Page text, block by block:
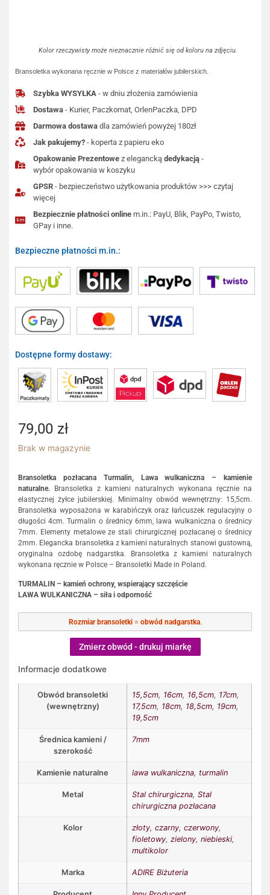
Kolor rzeczywisty może nieznacznie różnić się od koloru na zdjęciu.
Bransoletka wykonana ręcznie w Polsce z materiałów jubilerskich.
Szybka WYSYŁKA - w dniu złożenia zamówienia
Dostawa - Kurier, Paczkomat, OrlenPaczka, DPD
Darmowa dostawa dla zamówień powyżej 180zł
Jak pakujemy? - koperta z papieru eko
Opakowanie Prezentowe z eleganckądedykacją -
wybór opakowania w koszyku
GPSR - bezpieczeństwo użytkowania produktów >>> czytaj
więcej
Bezpiecznie płatności online m.in.: PayU, Blik, PayPo, Twisto,
GPay i inne.
Bezpieczne płatności m.in.:
Dostępne formy dostawy:
79,00 zł
Brak w magazynie
Bransoletka pozłacana Turmalin, Lawa wulkaniczna – kamienie
naturalne. Bransoletka z kamieni naturalnych wykonana ręcznie na
elastycznej żyłce jubilerskiej. Minimalny obwód wewnętrzny: 15,5cm.
Bransoletka wyposażona w karabińczyk oraz łańcuszek regulacyjny o
długości 4cm. Turmalin o średnicy 6mm, lawa wulkaniczna o średnicy
7mm. Elementy metalowe ze stali chirurgicznej pozłacanej o średnicy
2mm. Elegancka bransoletka z kamieni naturalnych stanowi gustowną,
oryginalna ozdobę nadgarstka. Bransoletka z kamieni naturalnych
wykonana ręcznie w Polsce – Bransoletki Made in Poland.
TURMALIN – kamień ochrony, wspierający szczęście
LAWA WULKANICZNA – siła i odporność
Rozmiar bransoletki= obwód nadgarstka.
Zmierz obwód - drukuj miarkę
Informacje dodatkowe
Obwód bransoletki
(wewnętrzny)
15,5cm, 16cm, 16,5cm, 17cm,
17,5cm, 18cm, 18,5cm, 19cm,
19,5cm
Średnica kamieni /
szerokość
7mm
Kamienie naturalne lawa wulkaniczna, turmalin
Metal Stal chirurgiczna, Stal
chirurgiczna pozłacana
Kolor złoty, czarny, czerwony,
fioletowy, zielony, niebieski,
multikolor
Marka ADIRE Biżuteria